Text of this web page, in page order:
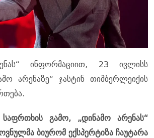
ინფორმაციით, 23 ივლისს
არენაზე“ ჯასტინ თიმბერლეიქის
საფრთხის გამო, „დინამო არენას“
ბიურომ ექსპერტიზა ჩაუტარა